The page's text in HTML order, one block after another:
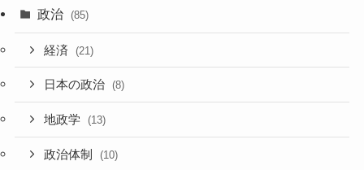
政治 (85)
経済 (21)
日本の政治 (8)
地政学 (13)
政治体制 (10)